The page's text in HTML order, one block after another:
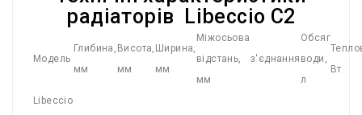
радіаторів Libeccio C2
Модель
Глибина,
мм
Висота,
мм
Ширина,
мм
Міжосьова
відстань,
мм
з'єднання
Обсяг
води,
л
Вт
Libeccio